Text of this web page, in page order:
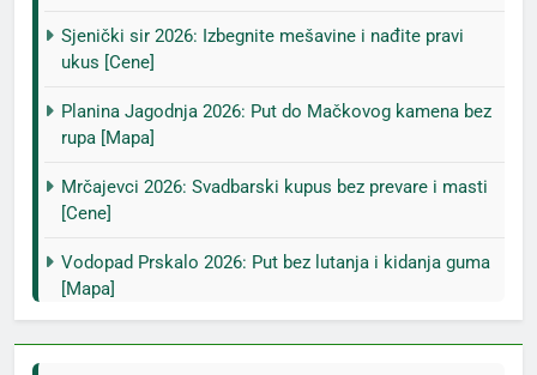
Sjenički sir 2026: Izbegnite mešavine i nađite pravi
ukus [Cene]
Planina Jagodnja 2026: Put do Mačkovog kamena bez
rupa [Mapa]
Mrčajevci 2026: Svadbarski kupus bez prevare i masti
[Cene]
Vodopad Prskalo 2026: Put bez lutanja i kidanja guma
[Mapa]